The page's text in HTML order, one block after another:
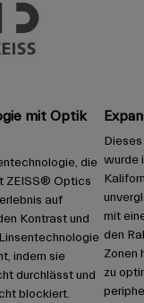
mit Optik
die
ZEISS® Optics
auf
Kontrast und
indem sie
durchlässt und
blockiert.
wurde
mit
den
Zonen
zu